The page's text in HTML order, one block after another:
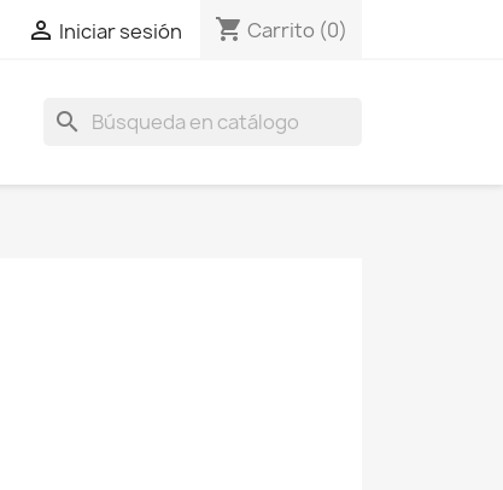
 Iniciar sesión shopping_cart Carrito (0)
search